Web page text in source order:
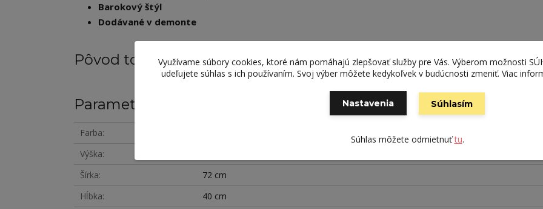
Barokový štýl
Dodávané v demonte
Pôvod tovaru
Parametre
Farba
Výška
Šírka
72 cm
Hĺbka
40 cm
Využívame súbory cookies, ktoré nám pomáhajú zlepšovať služby pre Vás. Výberom možnosti
udeľujete súhlas s ich používaním. Svoj výber môžete kedykoľvek v budúcnosti zmeniť. Viac
Nastavenia Súhlasím
Súhlas môžete odmietnuťtu.